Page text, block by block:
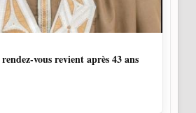
vous revient après 43 ans